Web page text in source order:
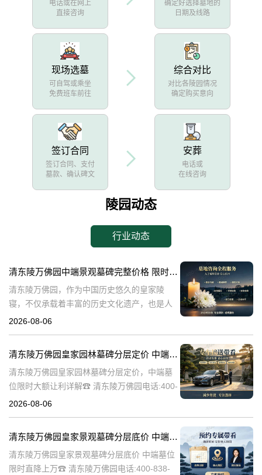
电话或在网上
直接咨询
确定好选择墓地的
日期及线路
现场选墓
可自驾或乘坐
免费班车前往
综合对比
对比各陵园情况
确定购买意向
签订合同
签订合同、支付
墓款、确认碑文
安葬
电话或
在线咨询
陵园动态
行业动态
清东陵万佛园中端景观墓碑完整价格 限时减免多年管理费详解
清东陵万佛园，作为中国历史悠久的皇家陵
寝，不仅承载着丰富的历史文化遗产，也是人
们缅怀先人、寄托哀思的重要场所。近年来，
清
2026-08-06
清东陵万佛园皇家园林墓碑分层定价 中端墓位限时大额让利详解
清东陵万佛园皇家园林墓碑分层定价，中端墓
位限时大额让利详解☎ 清东陵万佛园电话:400-
838-5063清东陵万佛园，作为中国历史上著名
2026-08-06
清东陵万佛园皇家景观墓碑分层底价 中端墓位限时直降上万
清东陵万佛园皇家景观墓碑分层底价 中端墓位
限时直降上万☎ 清东陵万佛园电话:400-838-